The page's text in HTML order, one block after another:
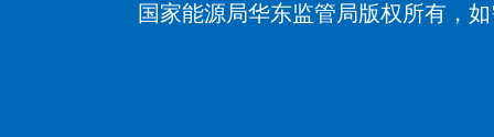
国家能源局华东监管局版权所有，